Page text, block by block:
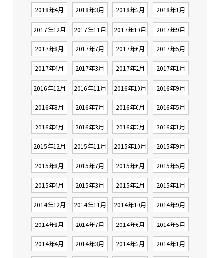
2018年4月 2018年3月 2018年2月 2018年1月
2017年12月 2017年11月 2017年10月 2017年9月
2017年8月 2017年7月 2017年6月 2017年5月
2017年4月 2017年3月 2017年2月 2017年1月
2016年12月 2016年11月 2016年10月 2016年9月
2016年8月 2016年7月 2016年6月 2016年5月
2016年4月 2016年3月 2016年2月 2016年1月
2015年12月 2015年11月 2015年10月 2015年9月
2015年8月 2015年7月 2015年6月 2015年5月
2015年4月 2015年3月 2015年2月 2015年1月
2014年12月 2014年11月 2014年10月 2014年9月
2014年8月 2014年7月 2014年6月 2014年5月
2014年4月 2014年3月 2014年2月 2014年1月